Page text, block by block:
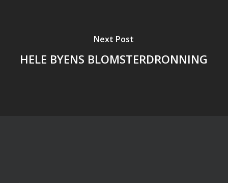
Next Post
HELE BYENS BLOMSTERDRONNING